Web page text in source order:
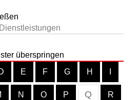
Dienstleistungen
überspringen
E F G H
N O P Q R